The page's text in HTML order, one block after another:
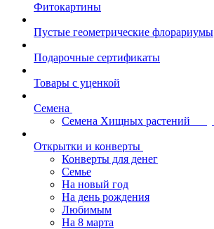
Фитокартины
Пустые геометрические флорариумы
Подарочные сертификаты
Товары с уценкой
Семена
Семена Хищных растений
Открытки и конверты
Конверты для денег
Семье
На новый год
На день рождения
Любимым
На 8 марта